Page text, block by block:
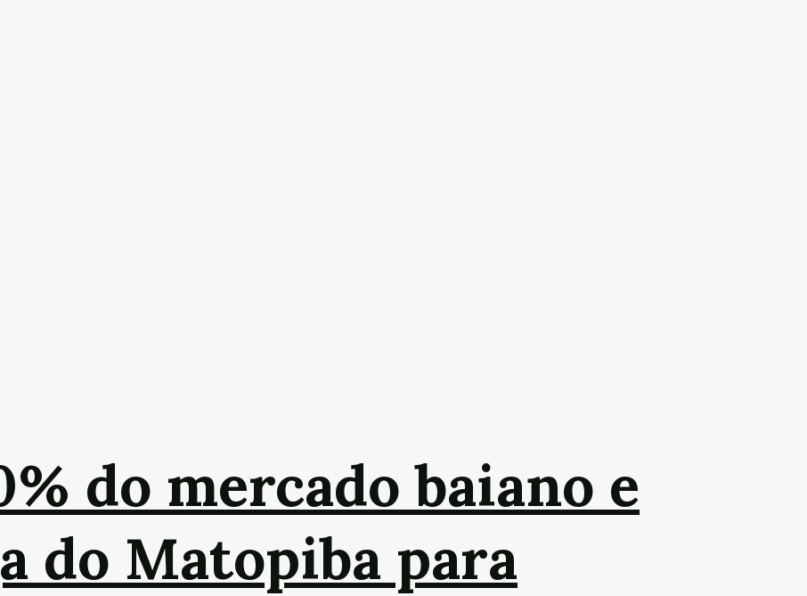
do mercado baiano e
do Matopiba para